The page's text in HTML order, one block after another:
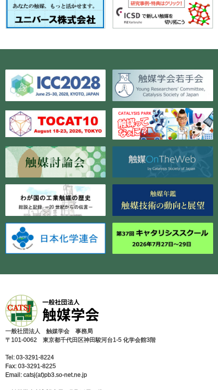
⼀般社団法⼈ 触媒学会 事務局
〒101-0062 東京都千代⽥区神⽥駿河台1-5 化学会館3階
Tel: 03-3291-8224
Fax: 03-3291-8225
Email: catsj(at)pb3.so-net.ne.jp